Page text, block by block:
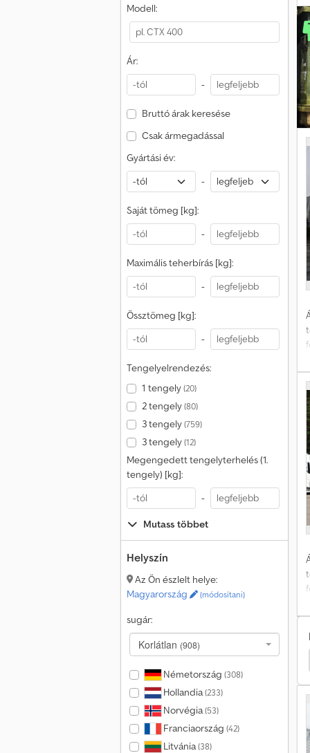
Modell:
Ár:
-
Bruttó árak keresése
Csak ármegadással
Gyártási év:
-
Saját tömeg [kg]:
-
Maximális teherbírás [kg]:
-
Össztömeg [kg]:
-
Tengelyelrendezés:
1 tengely(20)
2 tengely(80)
3 tengely(759)
3 tengely(12)
Megengedett tengelyterhelés (1.
tengely) [kg]:
-
Mutass többet
Helyszín
Az Ön észlelt helye:
Magyarország
(módosítani)
sugár:
Korlátlan (908)
Németország (308)
Hollandia(233)
Norvégia(53)
Franciaország (42)
Litvánia(38)
Schmitz Cargobull Váltóalváz